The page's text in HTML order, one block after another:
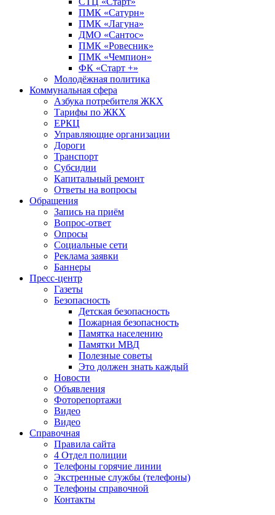
ПМК «Сатурн»
ПМК «Лагуна»
ДМО «Сантос»
ПМК «Ровесник»
ПМК «Чемпион»
ФК «Старт +»
Молодёжная политика
Коммунальная сфера
Азбука потребителя ЖКХ
Тарифы по ЖКХ
ЕРКЦ
Управляющие организации
Дороги
Транспорт
Субсидии
Капитальный ремонт
Ответы на вопросы
Обращения
Запись на приём
Вопрос-ответ
Опросы
Социальные сети
Реклама заявки
Баннеры
Пресс-центр
Газеты
Безопасность
Детская безопасность
Пожарная безопасность
Памятка населению
Памятки МВД
Полезные советы
Это должен знать каждый
Новости
Объявления
Фоторепортажи
Видео
Видео
Справочная
Правила сайта
4 Отдел полиции
Телефоны горячие линии
Экстренные службы (телефоны)
Телефоны справочной
Контакты